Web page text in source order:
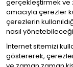
gerçekleştirmek ve
amacıyla çerezler
çerezlerin
nasıl
İnternet sitemizi
göstererek,